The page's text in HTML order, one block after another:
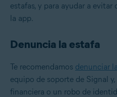
estafas, y para ayudar a evitar
la app.
Denuncia la estafa
Te recomendamos denunciar
equipo de soporte de Signal
financiera o un robo de